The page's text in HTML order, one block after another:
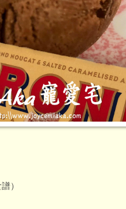
）